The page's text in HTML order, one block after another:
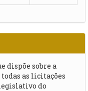
dispõe sobre a
as licitações
do